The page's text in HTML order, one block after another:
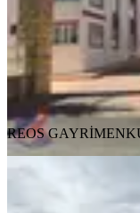
REOS
REOS